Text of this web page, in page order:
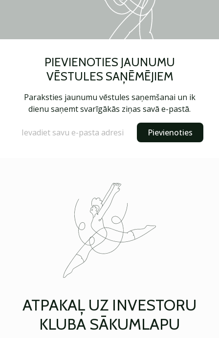
PIEVIENOTIES JAUNUMU
VĒSTULES SAŅĒMĒJIEM
Paraksties jaunumu vēstules saņemšanai un ik
dienu saņemt svarīgākās ziņas savā e-pastā.
Pievienoties
ATPAKAĻ UZ INVESTORU
KLUBA SĀKUMLAPU